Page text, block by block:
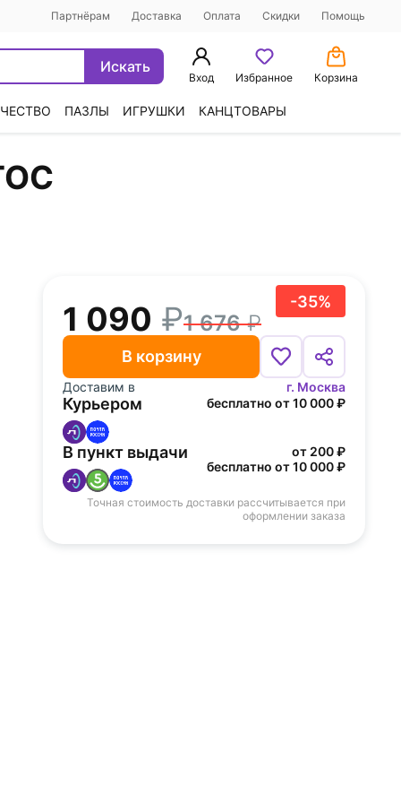
Партнёрам Доставка Оплата Скидки Помощь
Искать
Вход Избранное Корзина
ПАЗЛЫ ИГРУШКИ КАНЦТОВАРЫ
-35%
1 090 1 676
В корзину
Доставим в г. Москва
Курьером бесплатно от 10 000 ₽
В пункт выдачи
от 200 ₽
бесплатно от 10 000 ₽
Точная стоимость доставки рассчитывается при
оформлении заказа